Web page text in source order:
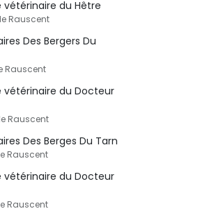
vétérinaire du Hêtre
Rauscent
Des Bergers Du
Rauscent
vétérinaire du Docteur
Rauscent
Des Berges Du Tarn
Rauscent
vétérinaire du Docteur
Rauscent